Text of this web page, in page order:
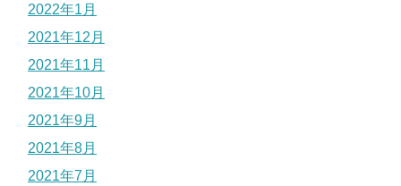
2022年1月
2021年12月
2021年11月
2021年10月
2021年9月
2021年8月
2021年7月